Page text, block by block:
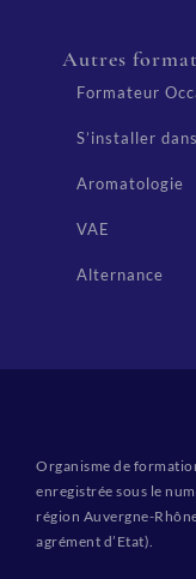
Autres
Formateur
S’installer
Aromatologie
VAE
Alternance
Organisme de
enregistrée sous le
région Auvergne-
agrément d’Etat).